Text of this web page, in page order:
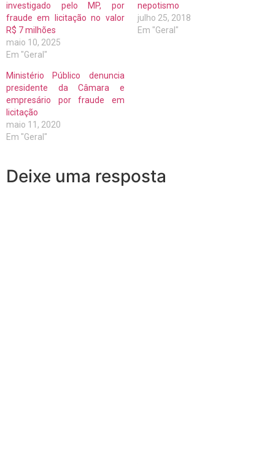
investigado pelo MP, por
fraude em licitação no valor
R$ 7 milhões
maio 10, 2025
Em "Geral"
nepotismo
julho 25, 2018
Em "Geral"
Ministério Público denuncia
presidente da Câmara e
empresário por fraude em
licitação
maio 11, 2020
Em "Geral"
Deixe uma resposta